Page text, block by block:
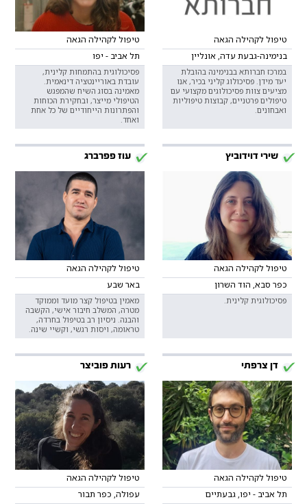
טיפול לקהילה הגאה
בנימינה-גבעת עדה, אונליין
במרכז חברותא בבנימינה בהובלת
יעד מידן. פסיכולוג קליני בכיר, אנו
מציעים צוות פסיכולוגים מקצועי עם
טיפולים פרטניים, קבוצות טיפוליות
ואבחונים.
טיפול לקהילה הגאה
תל אביב - יפו
פסיכולוגית בהתמחות קלינית,
עובדת באוריינטציה דינאמית.
מאמינה בסוג השיח שהמפגש
הטיפולי מייצר, ובחקירת הכוחות
והפתרונות הייחודיים של כל אחת
ואחד.
שירי דוידוביץ
טיפול לקהילה הגאה
כפר סבא, הוד השרון
פסיכולוגית קלינית.
עוז פפרברג
טיפול לקהילה הגאה
באר שבע
מאמין בטיפול קצר מועד וממוקד
מטרה, המשלב חיבור אישי, הקשבה
והבנה. ניסיון רב בטיפול בחרדה,
טראומה, ויסות רגשי, וקשיי שינה.
דן צרפתי
טיפול לקהילה הגאה
תל אביב - יפו, גבעתיים
רעות פוביצר
טיפול לקהילה הגאה
עפולה, כפר תבור